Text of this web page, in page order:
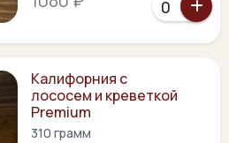
Калифорния с
лососем и креветкой
Premium
310 грамм